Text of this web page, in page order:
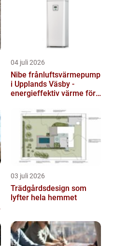
04 juli 2026
Nibe frånluftsvärmepump
i Upplands Väsby -
energieffektiv värme för
03 juli 2026
Trädgårdsdesign som
lyfter hela hemmet